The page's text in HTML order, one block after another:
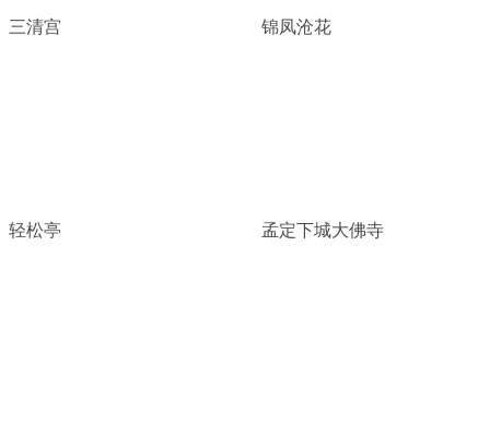
三清宫 锦凤沧花
轻松亭 孟定下城大佛寺